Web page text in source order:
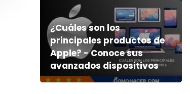
¿Cuáles son los
principales productos de
Apple? - Conoce sus
avanzados dispositivos